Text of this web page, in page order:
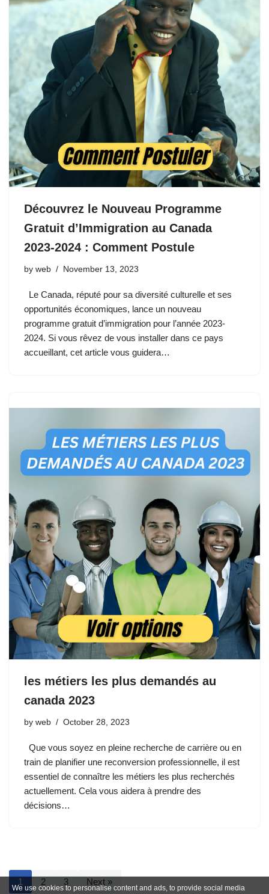
Découvrez le Nouveau Programme
Gratuit d’Immigration au Canada
2023-2024 : Comment Postule
by web November 13, 2023
Le Canada, réputé pour sa diversité culturelle et ses
opportunités économiques, lance un nouveau
programme gratuit d’immigration pour l’année 2023-
2024. Si vous rêvez de vous installer dans ce pays
accueillant, cet article vous guidera…
les métiers les plus demandés au
canada 2023
by web October 28, 2023
Que vous soyez en pleine recherche de carrière ou en
train de planifier une reconversion professionnelle, il est
essentiel de connaître les métiers les plus recherchés
actuellement. Cela vous aidera à prendre des
décisions…
1 2 3 Next »
We use cookies to personalise content and ads, to provide social media